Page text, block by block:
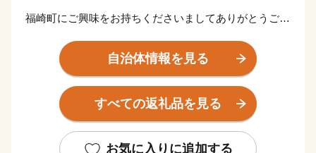
福崎町にご興味をお持ちくださいましてありがとうござ
心ばかりではございますが、ご寄附くださった方には
お礼の品をご用意させていただきます。
どうぞ福崎町を応援くださいますようよろしくお願いい
たします。
※福崎町は寄附回数の制限はございません。
自治体情報を見る
すべての返礼品を見る
お気に入りに追加する